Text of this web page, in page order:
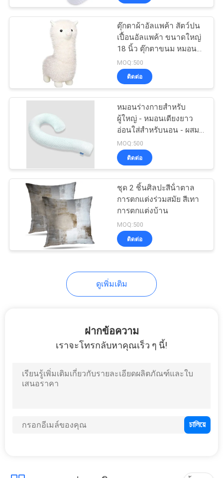
กระเป๋าช้อปปิ้งผ้าไม่
ทอ
กระเป๋าเป้กันน้ำ
Eva อิเล็กทรอนิกส์
ตุ๊กตาผ้าอัลแพค้า สัตว์ปน
เปื้อนอัลแพค้า ขนาดใหญ่
18 นิ้ว ตุ๊กตาขนม หมอน
โยน
MOQ:500
ติดต่อ
หมอนร่างกายสําหรับ
ผู้ใหญ่ - หมอนเตียงยาว
อ่อนใส่สําหรับนอน - ผสม
ความทรงจํากระจกกระจก
& ผ้าปิดที่สามารถถอดได้
MOQ:500
ติดต่อ
ชุด 2 ชิ้นศิลปะสีน้ําตาล
การตกแต่งร่วมสมัย สีเทา
การตกแต่งบ้าน
MOQ:500
ติดต่อ
ดูเพิ่มเติม
ฝากข้อความ
เราจะโทรกลับหาคุณเร็ว ๆ นี้!